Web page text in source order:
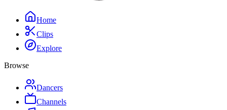
Home
Clips
Explore
Browse
Dancers
Channels